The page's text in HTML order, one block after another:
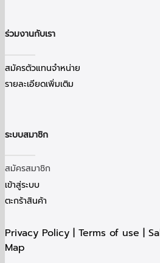
ร่วมงานกับเรา
สมัครตัวแทนจำหน่าย
รายละเอียดเพิ่มเติม
ระบบสมาชิก
สมัครสมาชิก
เข้าสู่ระบบ
ตะกร้าสินค้า
Privacy Policy | Terms of use |
Map